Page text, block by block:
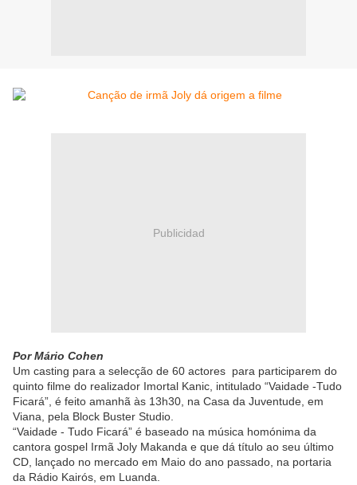
Publicidad
Por Mário Cohen
Um casting para a selecção de 60 actores para participarem do
quinto filme do realizador Imortal Kanic, intitulado “Vaidade -Tudo
Ficará”, é feito amanhã às 13h30, na Casa da Juventude, em
Viana, pela Block Buster Studio.
“Vaidade - Tudo Ficará” é baseado na música homónima da
cantora gospel Irmã Joly Makanda e que dá título ao seu último
CD, lançado no mercado em Maio do ano passado, na portaria
da Rádio Kairós, em Luanda.